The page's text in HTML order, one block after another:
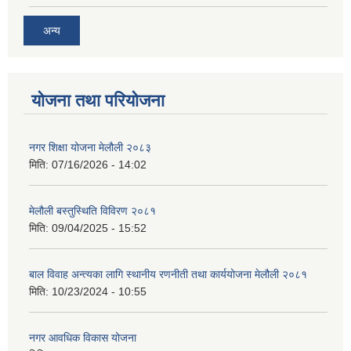
अन्य
योजना तथा परियोजना
नगर शिक्षा योजना मेलौली २०८३
मिति: 07/16/2026 - 14:02
मेलौली बस्तुस्थिति विविरण २०८१
मिति: 09/04/2025 - 15:52
बाल विवाह अन्त्यका लागि स्थानीय रणनीती तथा कार्ययोजना मेलौली २०८१
मिति: 10/23/2024 - 10:55
नगर आवधिक विकास योजना